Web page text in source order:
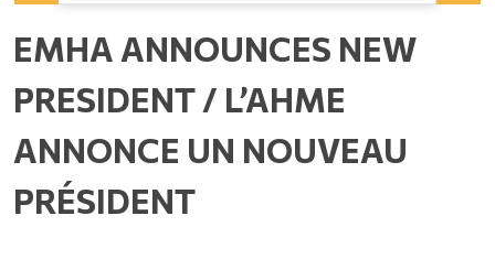
EMHA ANNOUNCES NEW
PRESIDENT / L’AHME
ANNONCE UN NOUVEAU
PRÉSIDENT